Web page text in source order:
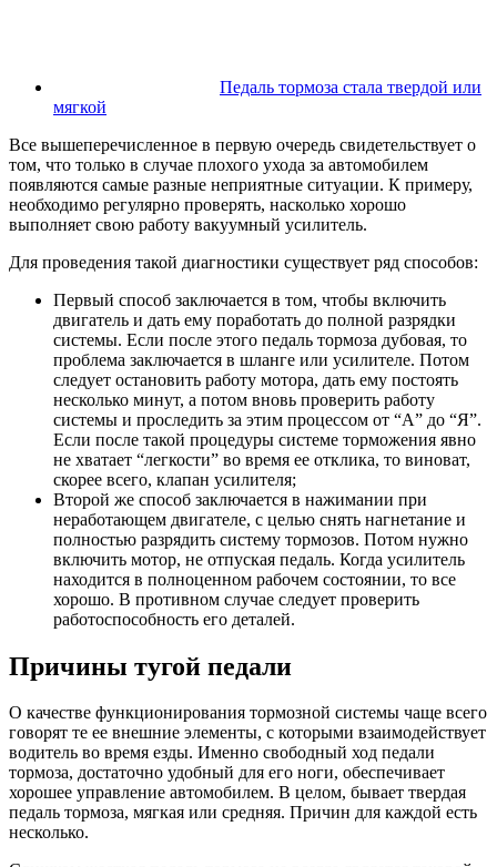
Педаль тормоза стала твердой или
мягкой
Все вышеперечисленное в первую очередь свидетельствует о
том, что только в случае плохого ухода за автомобилем
появляются самые разные неприятные ситуации. К примеру,
необходимо регулярно проверять, насколько хорошо
выполняет свою работу вакуумный усилитель.
Для проведения такой диагностики существует ряд способов:
Первый способ заключается в том, чтобы включить
двигатель и дать ему поработать до полной разрядки
системы. Если после этого педаль тормоза дубовая, то
проблема заключается в шланге или усилителе. Потом
следует остановить работу мотора, дать ему постоять
несколько минут, а потом вновь проверить работу
системы и проследить за этим процессом от “А” до “Я”.
Если после такой процедуры системе торможения явно
не хватает “легкости” во время ее отклика, то виноват,
скорее всего, клапан усилителя;
Второй же способ заключается в нажимании при
неработающем двигателе, с целью снять нагнетание и
полностью разрядить систему тормозов. Потом нужно
включить мотор, не отпуская педаль. Когда усилитель
находится в полноценном рабочем состоянии, то все
хорошо. В противном случае следует проверить
работоспособность его деталей.
Причины тугой педали
О качестве функционирования тормозной системы чаще всего
говорят те ее внешние элементы, с которыми взаимодействует
водитель во время езды. Именно свободный ход педали
тормоза, достаточно удобный для его ноги, обеспечивает
хорошее управление автомобилем. В целом, бывает твердая
педаль тормоза, мягкая или средняя. Причин для каждой есть
несколько.